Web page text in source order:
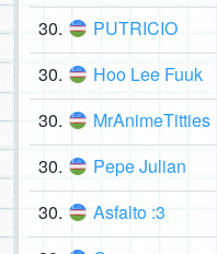
30. PUTRICIO
30. Hoo Lee Fuuk
30. MrAnimeTitties
30. Pepe Julian
30. Asfalto :3